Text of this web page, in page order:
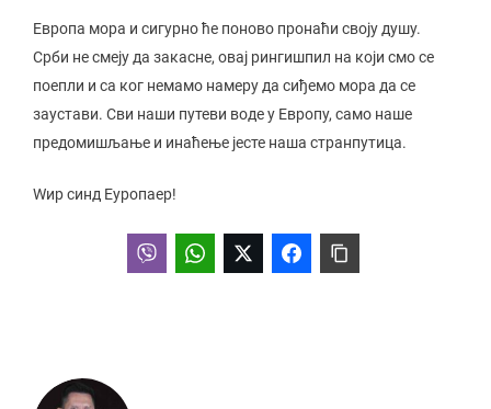
Европа мора и сигурно ће поново пронаћи своју душу.
Срби не смеју да закасне, овај рингишпил на који смо се
поепли и са ког немамо намеру да сиђемо мора да се
заустави. Сви наши путеви воде у Европу, само наше
предомишљање и инаћење јесте наша странпутица.
Wир синд Еуропаер!